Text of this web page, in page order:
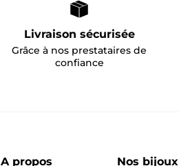
Livraison sécurisée
Grâce à nos prestataires de
confiance
A propos Nos bijoux